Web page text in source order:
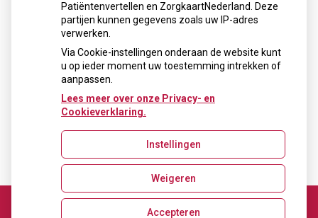
Openingstijden
Maandag: 10:00 - 19:00
Dinsdag: 09:00 - 18:00
Donderdag: Op afspraak
Vrijdag: 09:00 - 18:00
Nieuws
Fabels en feiten over mondverzorgingsproducten
Uw Zorg Online|Beheer
Patiëntenvertellen en ZorgkaartNederland. Deze
partijen kunnen gegevens zoals uw IP-adres
verwerken.
Via Cookie-instellingen onderaan de website kunt
u op ieder moment uw toestemming intrekken of
aanpassen.
Lees meer over onze Privacy- en
Cookieverklaring.
Instellingen
Weigeren
Accepteren